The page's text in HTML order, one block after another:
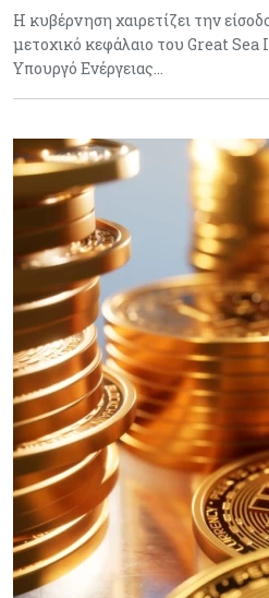
Η κυβέρνηση χαιρετίζει την
μετοχικό κεφάλαιο του Great
Υπουργό Ενέργειας…